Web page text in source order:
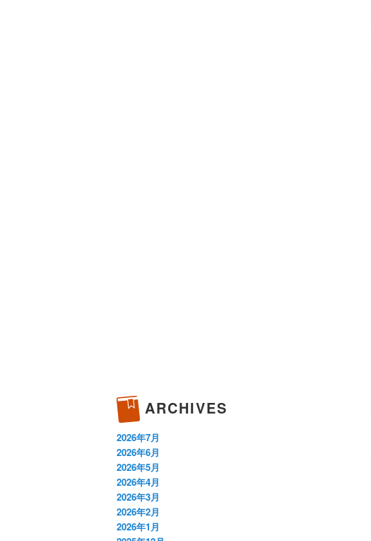
ARCHIVES
2026年7月
2026年6月
2026年5月
2026年4月
2026年3月
2026年2月
2026年1月